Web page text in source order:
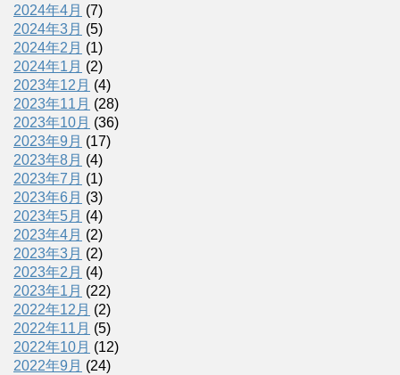
2024年4月 (7)
2024年3月 (5)
2024年2月 (1)
2024年1月 (2)
2023年12月 (4)
2023年11月 (28)
2023年10月 (36)
2023年9月 (17)
2023年8月 (4)
2023年7月 (1)
2023年6月 (3)
2023年5月 (4)
2023年4月 (2)
2023年3月 (2)
2023年2月 (4)
2023年1月 (22)
2022年12月 (2)
2022年11月 (5)
2022年10月 (12)
2022年9月 (24)